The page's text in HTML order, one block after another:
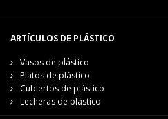
ARTÍCULOS DE PLÁSTICO
Vasos de plástico
Platos de plástico
Cubiertos de plástico
Lecheras de plástico